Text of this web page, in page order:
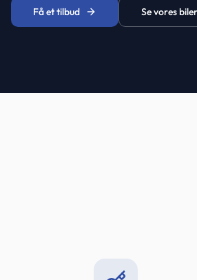
Få et tilbud Se vores biler